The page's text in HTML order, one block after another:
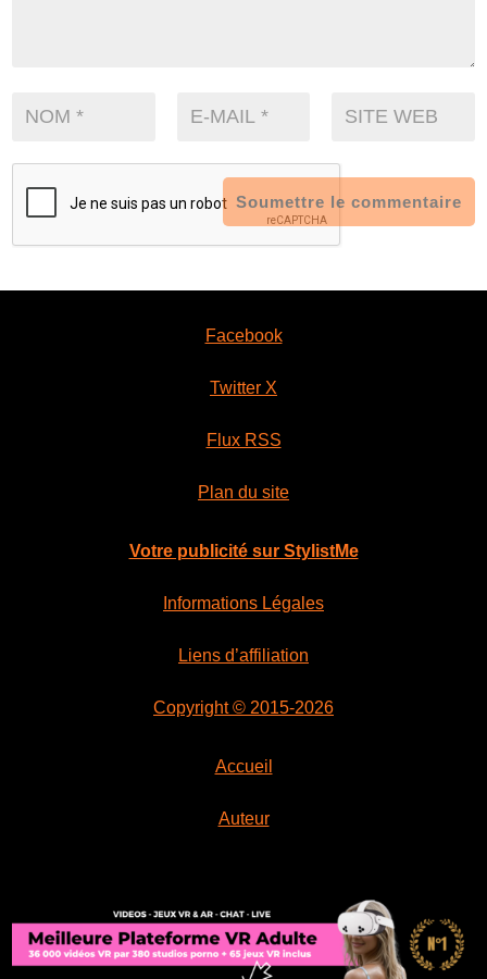
Soumettre le commentaire
Facebook
Twitter X
Flux RSS
Plan du site
Votre publicité sur StylistMe
Informations Légales
Liens d’affiliation
Copyright © 2015-2026
Accueil
Auteur